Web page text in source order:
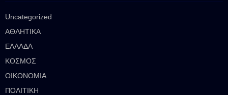
Uncategorized
ΑΘΛΗΤΙΚΑ
ΕΛΛΑΔΑ
ΚΟΣΜΟΣ
ΟΙΚΟΝΟΜΙΑ
ΠΟΛΙΤΙΚΗ